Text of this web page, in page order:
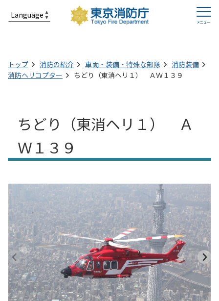
トップ 消防の紹介 車両・装備・特殊な部隊
消防装備
消防ヘリコプター
ちどり（東消ヘリ１） ＡＷ１３９
ちどり（東消ヘリ１） Ａ
Ｗ１３９